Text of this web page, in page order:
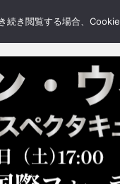
き閲覧する場合、